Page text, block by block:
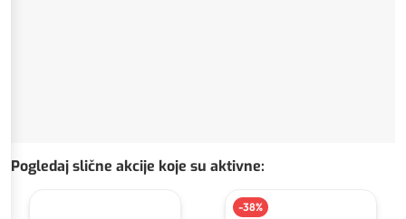
Pogledaj slične akcije koje su aktivne:
-38%